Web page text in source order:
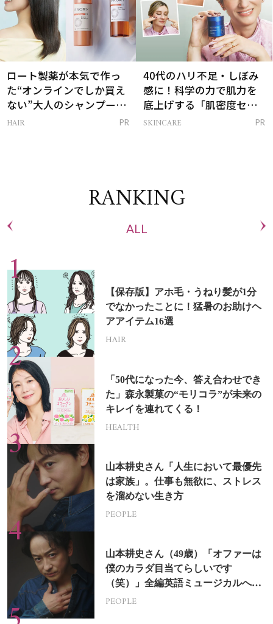
ロート製薬が本気で作っ
た“オンラインでしか買え
ない”大人のシャンプー＆
トリートメントって？
HAIR PR
40代のハリ不足・しぼみ
感に！科学の力で肌力を
底上げする「肌密度セラ
ム」
SKINCARE PR
RANKING
ALL
【保存版】アホ毛・うねり髪が1分
でなかったことに！猛暑のお助けヘ
アアイテム16選
HAIR
「50代になった今、答え合わせでき
た」森永製菓の“モリコラ”が未来の
キレイを連れてくる！
HEALTH
山本耕史さん「人生において最優先
は家族」。仕事も無欲に、ストレス
を溜めない生き方
PEOPLE
山本耕史さん（49歳）「オファーは
僕のカラダ目当てらしいです
（笑）」全編英語ミュージカルへの
挑戦
PEOPLE